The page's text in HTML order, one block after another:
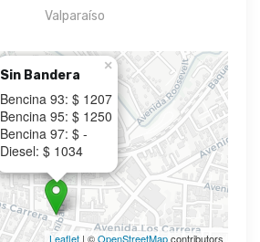
Valparaíso
Sin Bandera
Bencina 93: $ 1207
Bencina 95: $ 1250
Bencina 97: $ -
Diesel: $ 1034
×
Leaflet | ©OpenStreetMapcontributors